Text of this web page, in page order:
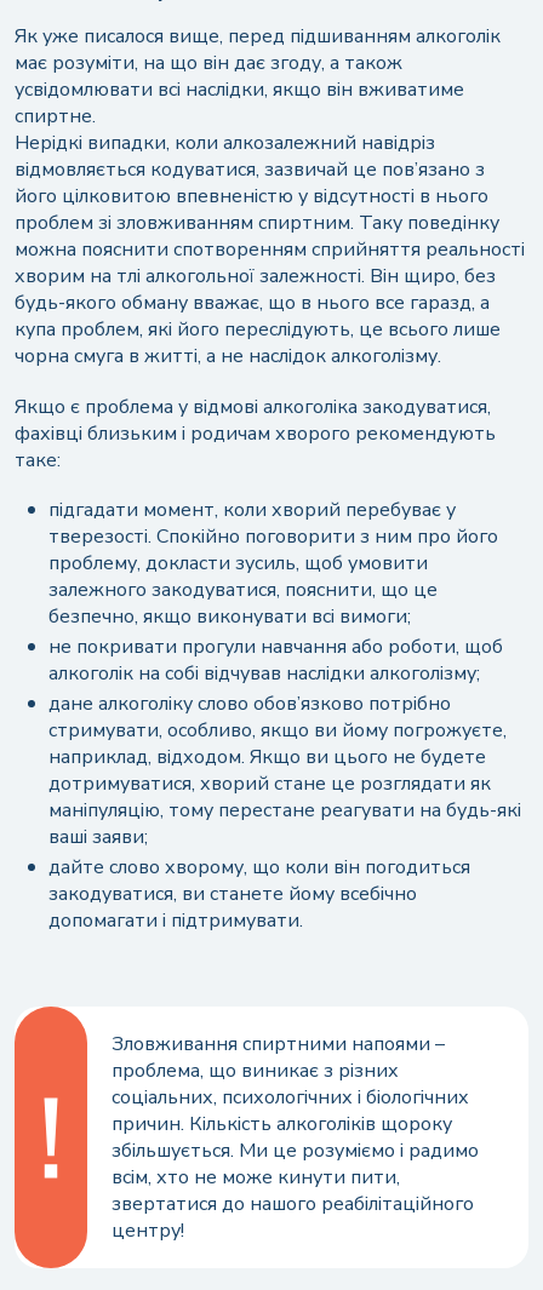
Як уже писалося вище, перед підшиванням алкоголік
має розуміти, на що він дає згоду, а також
усвідомлювати всі наслідки, якщо він вживатиме
спиртне.
Нерідкі випадки, коли алкозалежний навідріз
відмовляється кодуватися, зазвичай це пов’язано з
його цілковитою впевненістю у відсутності в нього
проблем зі зловживанням спиртним. Таку поведінку
можна пояснити спотворенням сприйняття реальності
хворим на тлі алкогольної залежності. Він щиро, без
будь-якого обману вважає, що в нього все гаразд, а
купа проблем, які його переслідують, це всього лише
чорна смуга в житті, а не наслідок алкоголізму.
Якщо є проблема у відмові алкоголіка закодуватися,
фахівці близьким і родичам хворого рекомендують
таке:
підгадати момент, коли хворий перебуває у
тверезості. Спокійно поговорити з ним про його
проблему, докласти зусиль, щоб умовити
залежного закодуватися, пояснити, що це
безпечно, якщо виконувати всі вимоги;
не покривати прогули навчання або роботи, щоб
алкоголік на собі відчував наслідки алкоголізму;
дане алкоголіку слово обов’язково потрібно
стримувати, особливо, якщо ви йому погрожуєте,
наприклад, відходом. Якщо ви цього не будете
дотримуватися, хворий стане це розглядати як
маніпуляцію, тому перестане реагувати на будь-які
ваші заяви;
дайте слово хворому, що коли він погодиться
закодуватися, ви станете йому всебічно
допомагати і підтримувати.
Зловживання спиртними напоями –
проблема, що виникає з різних
соціальних, психологічних і біологічних
причин. Кількість алкоголіків щороку
збільшується. Ми це розуміємо і радимо
всім, хто не може кинути пити,
звертатися до нашого реабілітаційного
центру!
Залишити відгук
Надсилаючи цю форму, ви даєте свою згоду наобробку
Або зв'яжіться з нами у зручний спосіб
+38 (068) 525-51-03